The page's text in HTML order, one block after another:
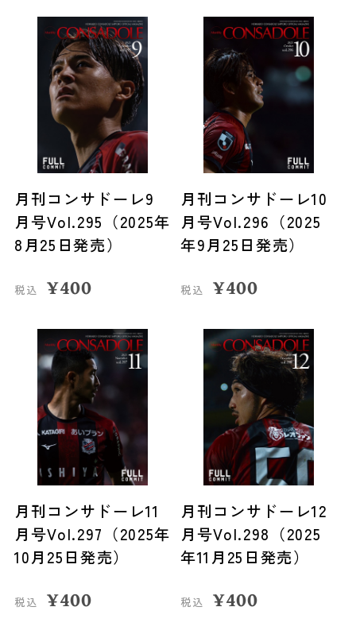
月刊コンサドーレ9
月号Vol.295（2025年
8月25日発売）
税込 ¥400
月刊コンサドーレ10
月号Vol.296（2025
年9月25日発売）
税込 ¥400
月刊コンサドーレ11
月号Vol.297（2025年
10月25日発売）
税込 ¥400
月刊コンサドーレ12
月号Vol.298（2025
年11月25日発売）
税込 ¥400